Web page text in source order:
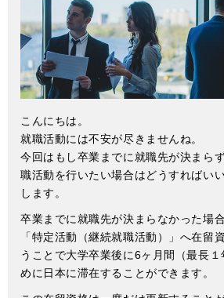
こんにちは。
就職活動には不安が尽きませんね。
今回はもし卒業までに就職先が決まら
職活動を行いたい場合はどうすればい
します。
卒業までに就職先が決まらなかった場
「特定活動（継続就職活動）」へ在留
うことで大学卒業後に6ヶ月間（最長
めに日本に滞在することができます。